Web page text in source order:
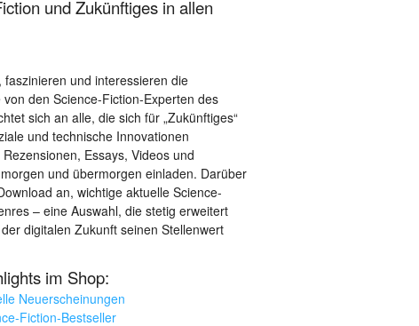
und Zukünftiges in allen
und interessieren die
den Science-Fiction-Experten des
sich an alle, die sich für „Zukünftiges“
und technische Innovationen
Essays, Videos und
und übermorgen einladen. Darüber
an, wichtige aktuelle Science-
– eine Auswahl, die stetig erweitert
digitalen Zukunft seinen Stellenwert
im Shop:
Neuerscheinungen
Fiction-Bestseller